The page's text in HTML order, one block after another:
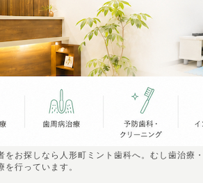
をお探しなら人形町ミント歯科へ。むし歯治
を行っています。